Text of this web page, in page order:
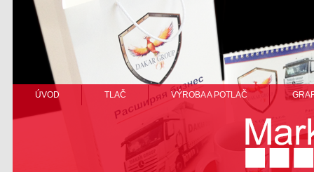
ÚVOD TLAČ VÝROBA A POTLAČ